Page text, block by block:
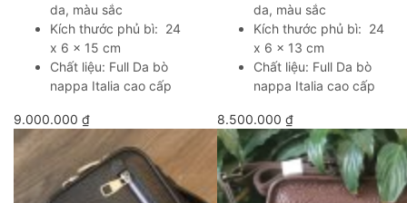
da, màu sắc
Kích thước phủ bì: 24
x 6 x 15 cm
Chất liệu: Full Da bò
nappa Italia cao cấp
9.000.000 ₫
da, màu sắc
Kích thước phủ bì: 24
x 6 x 13 cm
Chất liệu: Full Da bò
nappa Italia cao cấp
8.500.000 ₫